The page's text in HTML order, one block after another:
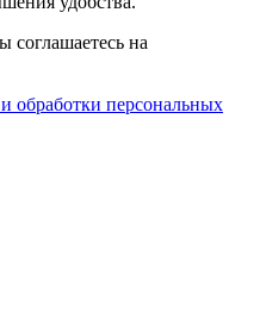
соглашаетесь на
обработки персональных